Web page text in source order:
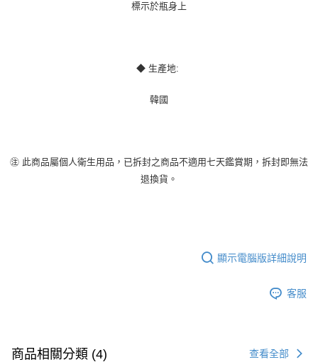
標示於瓶身上
◆ 生產地:
韓國
㊟ 此商品屬個人衛生用品，已拆封之商品不適用七天鑑賞期，拆封即無法
退換貨。
顯示電腦版詳細說明
客服
商品相關分類 (4) 查看全部